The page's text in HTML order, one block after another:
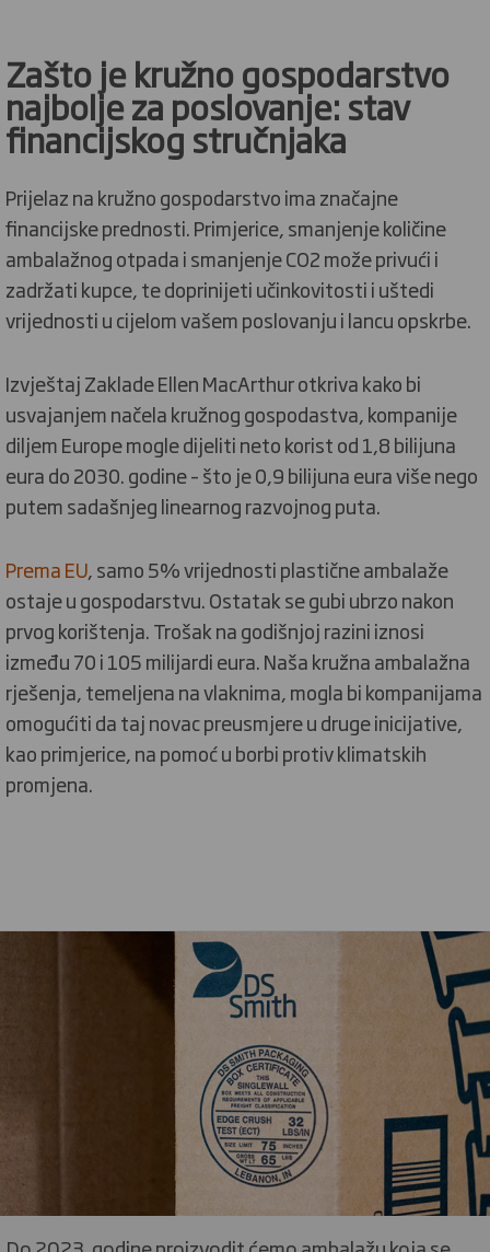
Zašto je kružno gospodarstvo
najbolje za poslovanje: stav
financijskog stručnjaka
Prijelaz na kružno gospodarstvo ima značajne
financijske prednosti. Primjerice, smanjenje količine
ambalažnog otpada i smanjenje CO2 može privući i
zadržati kupce, te doprinijeti učinkovitosti i uštedi
vrijednosti u cijelom vašem poslovanju i lancu opskrbe.
Izvještaj Zaklade Ellen MacArthur otkriva kako bi
usvajanjem načela kružnog gospodastva, kompanije
diljem Europe mogle dijeliti neto korist od 1,8 bilijuna
eura do 2030. godine – što je 0,9 bilijuna eura više nego
putem sadašnjeg linearnog razvojnog puta.
Prema EU, samo 5% vrijednosti plastične ambalaže
ostaje u gospodarstvu. Ostatak se gubi ubrzo nakon
prvog korištenja. Trošak na godišnjoj razini iznosi
između 70 i 105 milijardi eura. Naša kružna ambalažna
rješenja, temeljena na vlaknima, mogla bi kompanijama
omogućiti da taj novac preusmjere u druge inicijative,
kao primjerice, na pomoć u borbi protiv klimatskih
promjena.